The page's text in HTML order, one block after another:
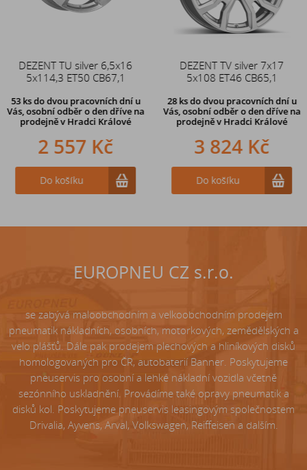
DEZENT TU silver 6,5x16
5x114,3 ET50 CB67,1
53 ks do dvou pracovních dní u
Vás, osobní odběr o den dřívena
prodejně v Hradci Králové
2 557 Kč
Do košíku
DEZENT TV silver 7x17
5x108 ET46 CB65,1
28 ks do dvou pracovních dní u
Vás, osobní odběr o den dřívena
prodejně v Hradci Králové
3 824 Kč
Do košíku
Duše 12x4 (4.00-4) kovový
zahnutý ventil TR87
242 Kč
Do košíku
EUROPNEU CZ s.r.o.
se zabývá maloobchodním a velkoobchodním prodejem
pneumatik nákladních, osobních, motorkových, zemědělských a
velo plášťů. Dále pak prodejem plechových a hliníkových disků
homologovaných pro ČR, autobaterií Banner. Poskytujeme
pneuservis pro osobní a lehké nákladní vozidla včetně
sezónního uskladnění. Provádíme také opravy pneumatik a
disků kol. Poskytujeme pneuservis leasingovým společnostem
Drivalia, Ayvens, Arval, Volkswagen, Reiffeisen a dalším.